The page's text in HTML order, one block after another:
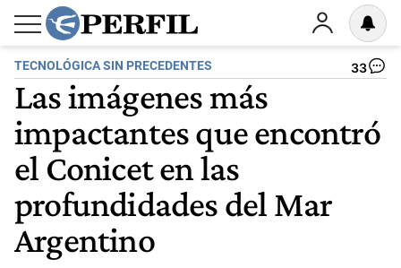
TECNOLÓGICA SIN PRECEDENTES 33
Las imágenes más
impactantes que encontró
el Conicet en las
profundidades del Mar
Argentino